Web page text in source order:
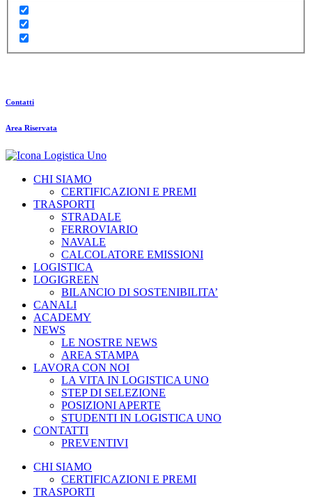
Contatti
Area Riservata
CHI SIAMO
CERTIFICAZIONI E PREMI
TRASPORTI
STRADALE
FERROVIARIO
NAVALE
CALCOLATORE EMISSIONI
LOGISTICA
LOGIGREEN
BILANCIO DI SOSTENIBILITA’
CANALI
ACADEMY
NEWS
LE NOSTRE NEWS
AREA STAMPA
LAVORA CON NOI
LA VITA IN LOGISTICA UNO
STEP DI SELEZIONE
POSIZIONI APERTE
STUDENTI IN LOGISTICA UNO
CONTATTI
PREVENTIVI
CHI SIAMO
CERTIFICAZIONI E PREMI
TRASPORTI